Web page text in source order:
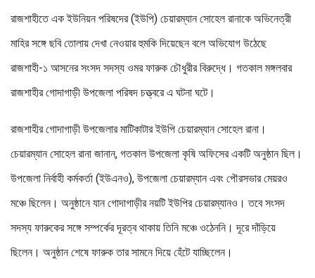
রাজশাহীতে এক ইউনিয়ন পরিষদের (ইউপি) চেয়ারম্যান সোহেল রানাকে অভিনেত্রী
মাহির সঙ্গে ছবি তোলায় দেখা নেওয়ার হুমকি দিয়েছেন বলে অভিযোগ উঠেছে
রাজশাহী-১ আসনের সংসদ সদস্য ওমর ফারুক চৌধুরীর বিরুদ্ধে। গতকাল মঙ্গলবার
রাজশাহীর গোদাগাড়ী উপজেলা পরিষদ চত্ত্বরে এ ঘটনা ঘটে।
রাজশাহীর গোদাগাড়ী উপজেলার মাটিকাটার ইউপি চেয়ারম্যান সোহেল রানা।
চেয়ারম্যান সোহেল রানা জানান, গতকাল উপজেলা কৃষি অফিসের একটি অনুষ্ঠান ছিল।
উপজেলা নির্বাহী কর্মকর্তা (ইউএনও), উপজেলা চেয়ারম্যান এবং পৌরসভার মেয়রও
মঞ্চে ছিলেন। অনুষ্ঠানে যান গোদাগাড়ীর নয়টি ইউপির চেয়ারম্যানও। তবে সংসদ
সদস্য ফারুকের সঙ্গে সম্পর্কের দূরত্ব থাকায় তিনি মঞ্চে ওঠেননি। দূরে দাঁড়িয়ে
ছিলেন। অনুষ্ঠান শেষে ফারুক তার সামনে দিয়ে হেঁটে যাচ্ছিলেন।